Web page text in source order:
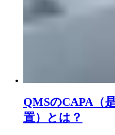
QMSのCAPA（
置）とは？